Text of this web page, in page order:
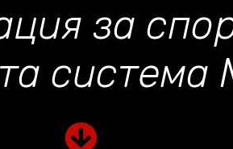
за
система